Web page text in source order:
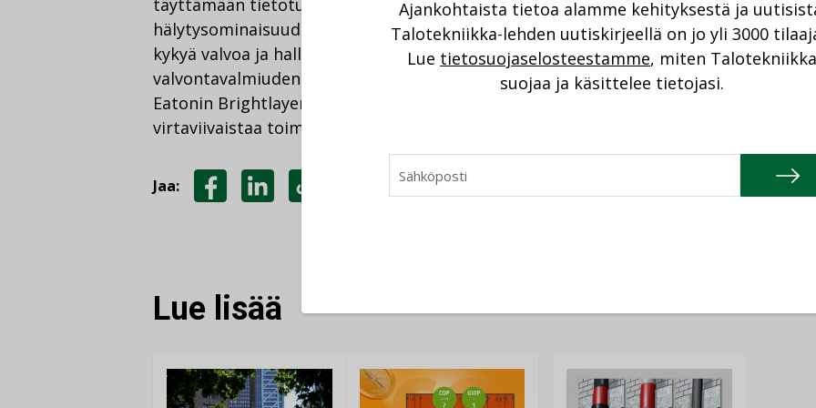
hälytysominaisuudet tarjoavat tietoa virrankäytöstä ja tukevat IT-tiimien
kykyä valvoa ja hallita järjestelmiään. Sisäänrakennetun verkkopohjaisen
valvontavalmiuden ja hälytysten lisäksi verkkokortti voidaan integroida
Eatonin Brightlayer-datakeskusohjelmistossa, minkä avulla IT-tiimit voivat
virtaviivaistaa toimintoja ja valmistautua tulevaisuuden tarpeisiin.
Jaa:
Lue lisää
Ajankohtaista tietoa alamme kehityksestä ja
Talotekniikka-lehden uutiskirjeellä on jo yli 3000
Lue tietosuojaselosteestamme, miten Talotekniikka
suojaa ja käsittelee tietojasi.